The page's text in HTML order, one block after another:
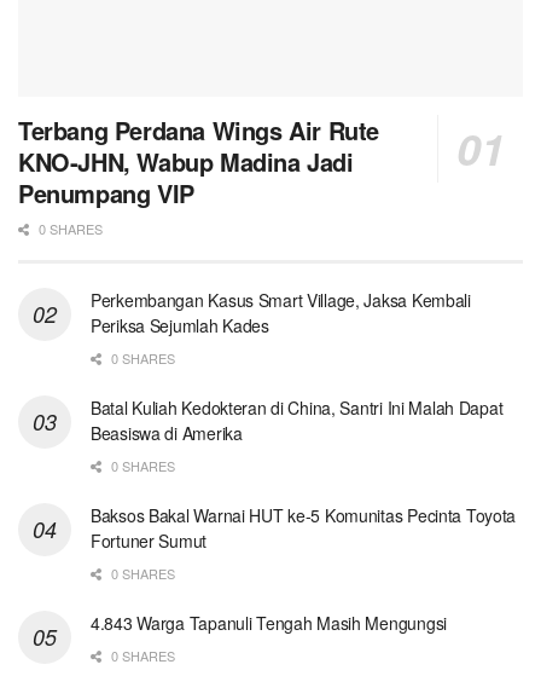
Terbang Perdana Wings Air Rute
KNO-JHN, Wabup Madina Jadi
Penumpang VIP
0 SHARES
Perkembangan Kasus Smart Village, Jaksa Kembali
Periksa Sejumlah Kades
0 SHARES
Batal Kuliah Kedokteran di China, Santri Ini Malah Dapat
Beasiswa di Amerika
0 SHARES
Baksos Bakal Warnai HUT ke-5 Komunitas Pecinta Toyota
Fortuner Sumut
0 SHARES
4.843 Warga Tapanuli Tengah Masih Mengungsi
0 SHARES